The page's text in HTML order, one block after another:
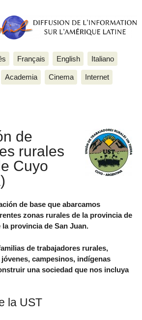
Français English Italiano
Academia Cinema Internet
de
rurales
Cuyo
de base que abarcamos
zonas rurales de la provincia de
provincia de San Juan.
de trabajadores rurales,
campesinos, indígenas
una sociedad que nos incluya
la UST